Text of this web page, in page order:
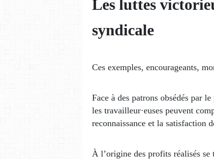
Les luttes
syndicale
Ces exemples, encourageants,
Face à des patrons obsédés par
les travailleur·euses peuvent
reconnaissance et la satisfaction
À l’origine des profits réalisés